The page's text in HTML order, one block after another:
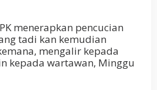
menerapkan pencucian
tadi kan kemudian
mengalir kepada
kepada wartawan, Minggu